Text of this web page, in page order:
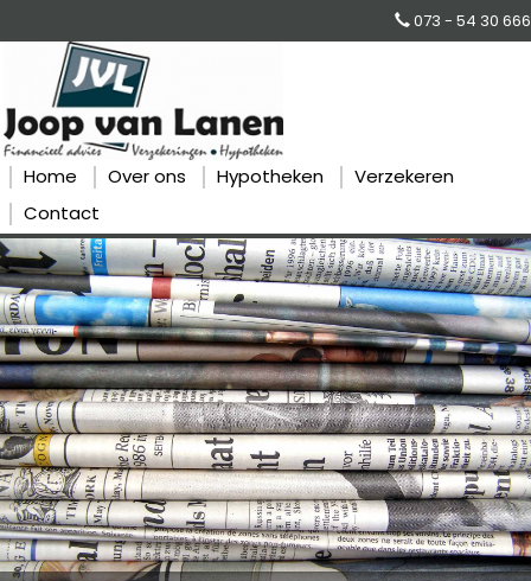
073 - 54 30 666
Home Over ons Hypotheken
Verzekeren
Contact